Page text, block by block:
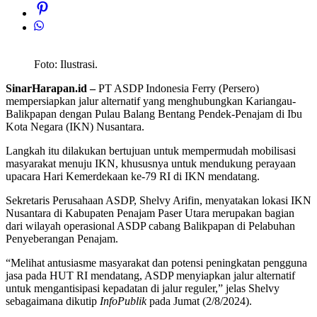
Foto: Ilustrasi.
SinarHarapan.id –PT ASDP Indonesia Ferry (Persero)
mempersiapkan jalur alternatif yang menghubungkan Kariangau-
Balikpapan dengan Pulau Balang Bentang Pendek-Penajam di Ibu
Kota Negara (IKN) Nusantara.
Langkah itu dilakukan bertujuan untuk mempermudah mobilisasi
masyarakat menuju IKN, khususnya untuk mendukung perayaan
upacara Hari Kemerdekaan ke-79 RI di IKN mendatang.
Sekretaris Perusahaan ASDP, Shelvy Arifin, menyatakan lokasi IKN
Nusantara di Kabupaten Penajam Paser Utara merupakan bagian
dari wilayah operasional ASDP cabang Balikpapan di Pelabuhan
Penyeberangan Penajam.
“Melihat antusiasme masyarakat dan potensi peningkatan pengguna
jasa pada HUT RI mendatang, ASDP menyiapkan jalur alternatif
untuk mengantisipasi kepadatan di jalur reguler,” jelas Shelvy
sebagaimana dikutip InfoPublikpada Jumat (2/8/2024).